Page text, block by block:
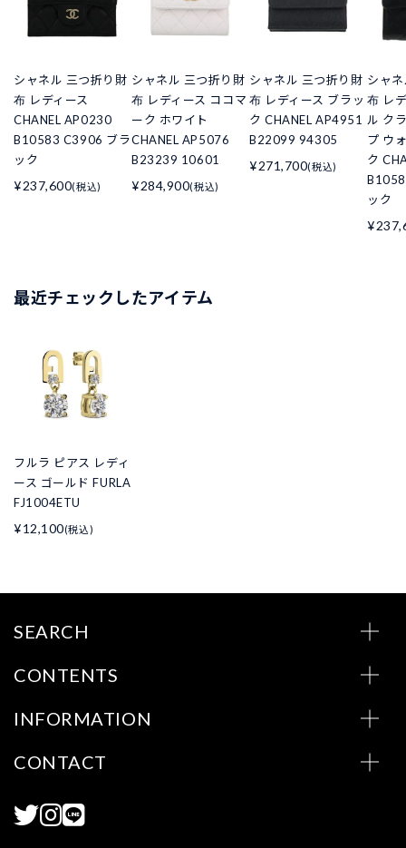
シャネル 三つ折り財
布 レディース
CHANEL AP0230
B10583 C3906 ブラ
ック
¥237,600(税込)
シャネル 三つ折り財
布 レディース ココマ
ーク ホワイト
CHANEL AP5076
B23239 10601
¥284,900(税込)
シャネル 三つ折り財
布 レディース ブラッ
ク CHANEL AP4951
B22099 94305
¥271,700(税込)
シャ
布 レ
ル ク
プ ウ
ク
ック
最近チェックしたアイテム
フルラ ピアス レディ
ース ゴールド FURLA
FJ1004ETU
¥12,100(税込)
SEARCH
CONTENTS
INFORMATION
CONTACT